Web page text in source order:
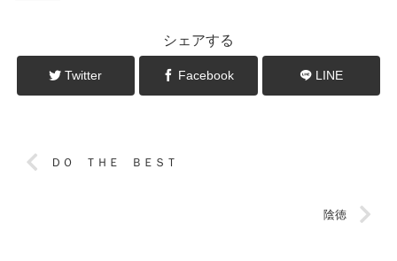
シェアする
Twitter Facebook LINE
ＤＯ ＴＨＥ ＢＥＳＴ
陰徳